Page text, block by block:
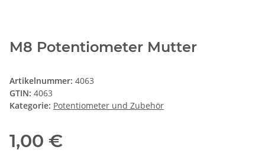
M8 Potentiometer Mutter
Artikelnummer: 4063
GTIN: 4063
Kategorie: Potentiometer und Zubehör
1,00 €